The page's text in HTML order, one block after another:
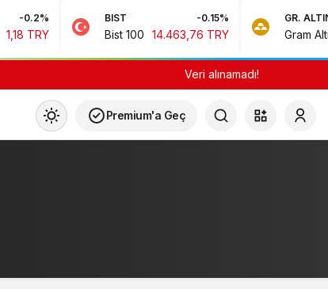
0.2%
TRY
BIST -0.15%
Bist 100 14.463,76 TRY
GR. ALTIN
Gram Altın
Veri alınamadı!
Premium'a Geç